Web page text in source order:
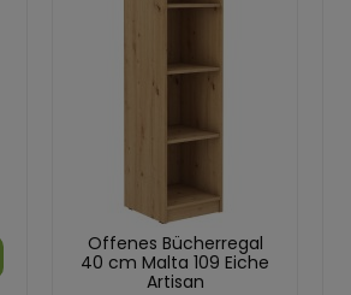
Offenes Bücherregal
40 cm Malta 109 Eiche
Artisan